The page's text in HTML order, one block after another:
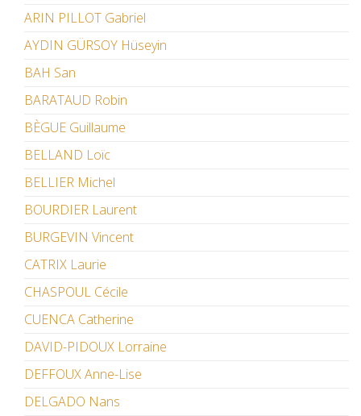
ARIN PILLOT Gabriel
AYDIN GÜRSOY Hüseyin
BAH San
BARATAUD Robin
BÈGUE Guillaume
BELLAND Loïc
BELLIER Michel
BOURDIER Laurent
BURGEVIN Vincent
CATRIX Laurie
CHASPOUL Cécile
CUENCA Catherine
DAVID-PIDOUX Lorraine
DEFFOUX Anne-Lise
DELGADO Nans